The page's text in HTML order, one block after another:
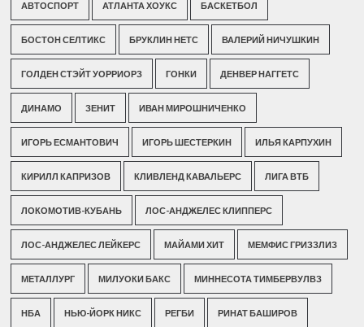
АВТОСПОРТ АТЛАНТА ХОУКС БАСКЕТБОЛ
БОСТОН СЕЛТИКС БРУКЛИН НЕТС ВАЛЕРИЙ НИЧУШКИН
ГОЛДЕН СТЭЙТ УОРРИОРЗ ГОНКИ ДЕНВЕР НАГГЕТС
ДИНАМО ЗЕНИТ ИВАН МИРОШНИЧЕНКО
ИГОРЬ ЕСМАНТОВИЧ ИГОРЬ ШЕСТЕРКИН ИЛЬЯ КАРПУХИН
КИРИЛЛ КАПРИЗОВ КЛИВЛЕНД КАВАЛЬЕРС ЛИГА ВТБ
ЛОКОМОТИВ-КУБАНЬ ЛОС-АНДЖЕЛЕС КЛИППЕРС
ЛОС-АНДЖЕЛЕС ЛЕЙКЕРС МАЙАМИ ХИТ МЕМФИС ГРИЗЗЛИЗ
МЕТАЛЛУРГ МИЛУОКИ БАКС МИННЕСОТА ТИМБЕРВУЛВЗ
НБА НЬЮ-ЙОРК НИКС РЕГБИ РИНАТ БАШИРОВ